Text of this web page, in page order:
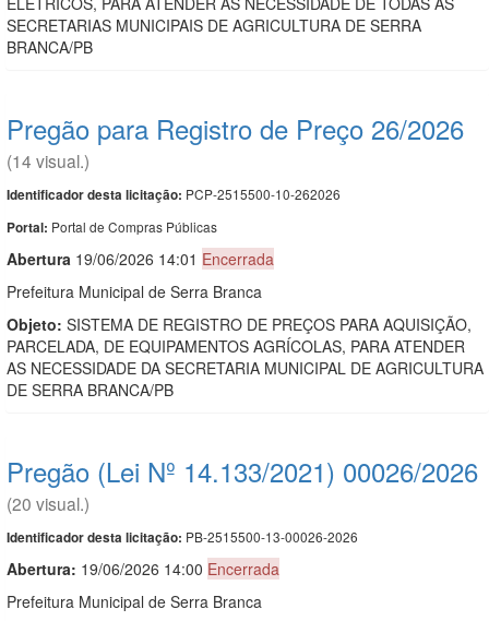
SECRETARIAS MUNICIPAIS DE AGRICULTURA DE SERRA
BRANCA/PB
Pregão para Registro de Preço 26/2026
(14 visual.)
Identificador desta licitação: PCP-2515500-10-262026
Portal: Portal de Compras Públicas
Abertura 19/06/2026 14:01 Encerrada
Prefeitura Municipal de Serra Branca
Objeto: SISTEMA DE REGISTRO DE PREÇOS PARA AQUISIÇÃO,
PARCELADA, DE EQUIPAMENTOS AGRÍCOLAS, PARA ATENDER
AS NECESSIDADE DA SECRETARIA MUNICIPAL DE AGRICULTURA
DE SERRA BRANCA/PB
Pregão (Lei Nº 14.133/2021) 00026/2026
(20 visual.)
Identificador desta licitação: PB-2515500-13-00026-2026
Abertura: 19/06/2026 14:00 Encerrada
Prefeitura Municipal de Serra Branca